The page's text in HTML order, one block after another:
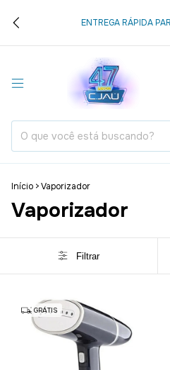
ENTREGA RÁPIDA
Início >Vaporizador
Vaporizador
Filtrar
GRÁTIS